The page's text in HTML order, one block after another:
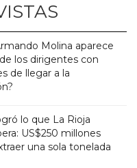
Molina aparece
los dirigentes con
de llegar a la
lo que La Rioja
US$250 millones
una sola tonelada